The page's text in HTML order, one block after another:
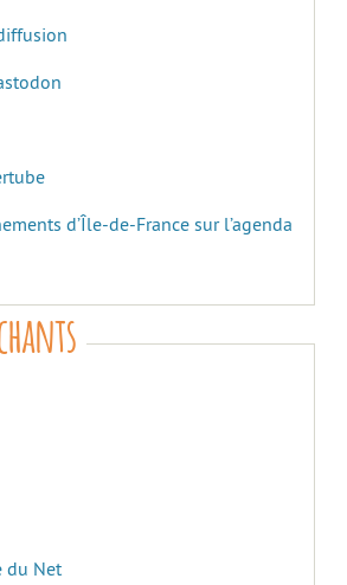
d’Île-de-France sur l’agenda
du Net